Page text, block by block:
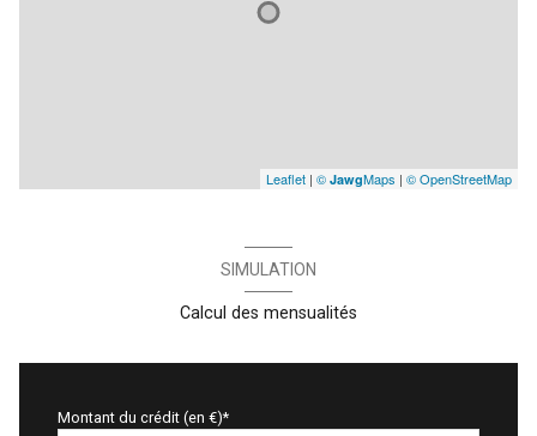
Leaflet | © JawgMaps | © OpenStreetMap
SIMULATION
Calcul des mensualités
Montant du crédit (en €)*